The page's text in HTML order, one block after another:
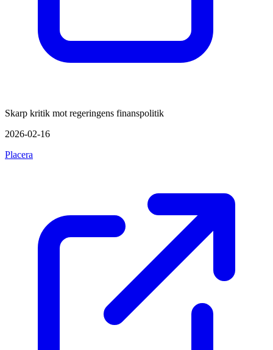
Skarp kritik mot regeringens finanspolitik
2026-02-16
Placera